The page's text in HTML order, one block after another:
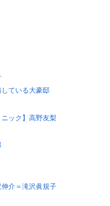
ている大豪邸
ニック】高野友梨
伸介＝滝沢眞規子